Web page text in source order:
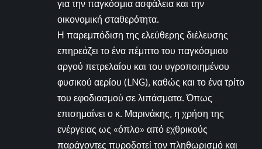
για την παγκόσμια ασφάλεια και την
οικονομική σταθερότητα.
Η παρεμπόδιση της ελεύθερης διέλευσης
επηρεάζει το ένα πέμπτο του παγκόσμιου
αργού πετρελαίου και του υγροποιημένου
φυσικού αερίου (LNG), καθώς και το ένα τρίτο
του εφοδιασμού σε λιπάσματα. Όπως
επισημαίνει ο κ. Μαρινάκης, η χρήση της
ενέργειας ως «όπλο» από εχθρικούς
παράγοντες πυροδοτεί τον πληθωρισμό και